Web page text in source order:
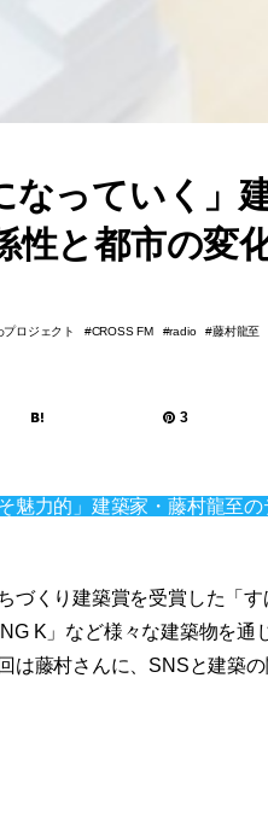
なっていく」
性と都市の変
プロジェクト CROSS FM radio 藤村龍至
3
魅力的」建築家・藤村龍至
づくり建築賞を受賞した「
K」など様々な建築物を
は藤村さんに、SNSと建築